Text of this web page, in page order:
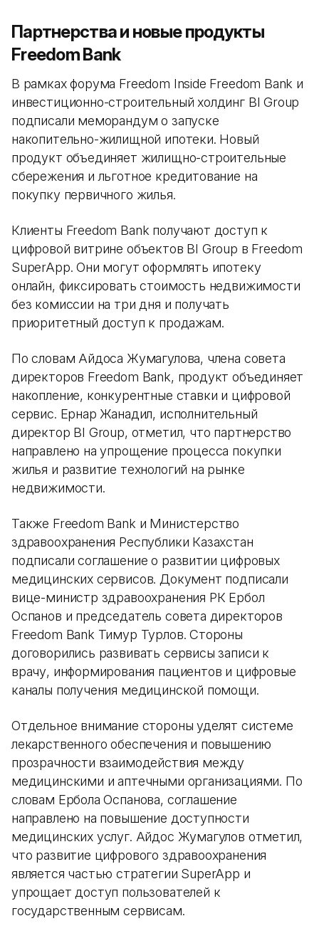
Партнерства и новые продукты
Freedom Bank
В рамках форума Freedom Inside Freedom Bank и
инвестиционно-строительный холдинг BI Group
подписали меморандум о запуске
накопительно-жилищной ипотеки. Новый
продукт объединяет жилищно-строительные
сбережения и льготное кредитование на
покупку первичного жилья.
Клиенты Freedom Bank получают доступ к
цифровой витрине объектов BI Group в Freedom
SuperApp. Они могут оформлять ипотеку
онлайн, фиксировать стоимость недвижимости
без комиссии на три дня и получать
приоритетный доступ к продажам.
По словам Айдоса Жумагулова, члена совета
директоров Freedom Bank, продукт объединяет
накопление, конкурентные ставки и цифровой
сервис. Ернар Жанадил, исполнительный
директор BI Group, отметил, что партнерство
направлено на упрощение процесса покупки
жилья и развитие технологий на рынке
недвижимости.
Также Freedom Bank и Министерство
здравоохранения Республики Казахстан
подписали соглашение о развитии цифровых
медицинских сервисов. Документ подписали
вице-министр здравоохранения РК Ербол
Оспанов и председатель совета директоров
Freedom Bank Тимур Турлов. Стороны
договорились развивать сервисы записи к
врачу, информирования пациентов и цифровые
каналы получения медицинской помощи.
Отдельное внимание стороны уделят системе
лекарственного обеспечения и повышению
прозрачности взаимодействия между
медицинскими и аптечными организациями. По
словам Ербола Оспанова, соглашение
направлено на повышение доступности
медицинских услуг. Айдос Жумагулов отметил,
что развитие цифрового здравоохранения
является частью стратегии SuperApp и
упрощает доступ пользователей к
государственным сервисам.